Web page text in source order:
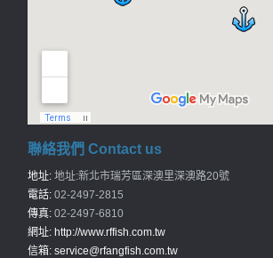
聯絡我們 Contact us
地址: 地址:新北市瑞芳區深澳里深澳路20號
電話: 02-2497-2815
傳真: 02-2497-6810
網址: http://www.rffish.com.tw
信箱: service@rfangfish.com.tw